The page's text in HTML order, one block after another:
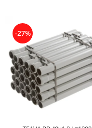
-27%